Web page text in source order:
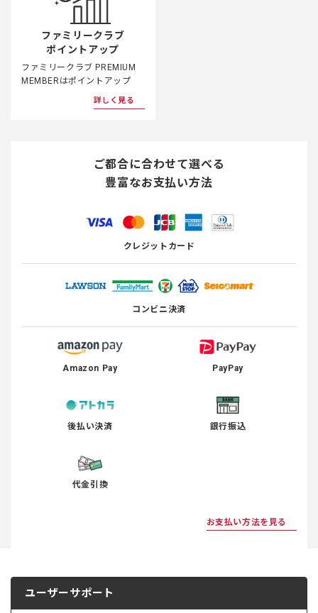
ファミリークラブ
ポイントアップ
ファミリークラブ PREMIUM
MEMBERはポイントアップ
詳しく見る
ご都合に合わせて選べる
豊富なお支払い方法
クレジットカード
コンビニ決済
Amazon Pay PayPay
後払い決済 銀行振込
代金引換
お支払い方法を見る
ユーザーサポート